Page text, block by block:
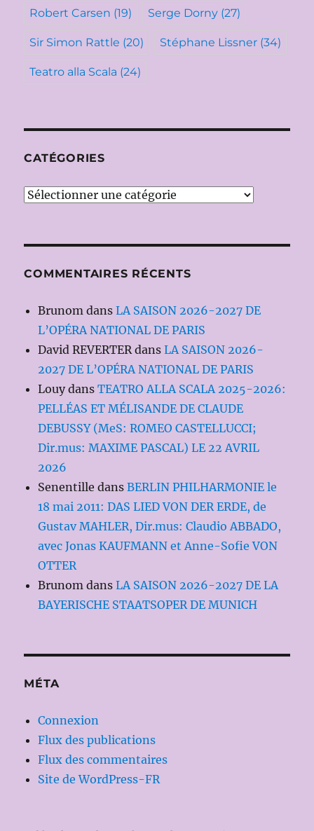
Robert Carsen (19) Serge Dorny (27)
Sir Simon Rattle (20) Stéphane Lissner (34)
Teatro alla Scala (24)
CATÉGORIES
Catégories
COMMENTAIRES RÉCENTS
Brunom dansLA SAISON 2026-2027 DE
L’OPÉRA NATIONAL DE PARIS
David REVERTERdansLA SAISON 2026-
2027 DE L’OPÉRA NATIONAL DE PARIS
LouydansTEATRO ALLA SCALA 2025-2026:
PELLÉAS ET MÉLISANDE DE CLAUDE
DEBUSSY (MeS: ROMEO CASTELLUCCI;
Dir.mus: MAXIME PASCAL) LE 22 AVRIL
2026
Senentille dansBERLIN PHILHARMONIE le
18 mai 2011: DAS LIED VON DER ERDE, de
Gustav MAHLER, Dir.mus: Claudio ABBADO,
avec Jonas KAUFMANN et Anne-Sofie VON
OTTER
Brunom dansLA SAISON 2026-2027 DE LA
BAYERISCHE STAATSOPER DE MUNICH
MÉTA
Connexion
Flux des publications
Flux des commentaires
Site de WordPress-FR